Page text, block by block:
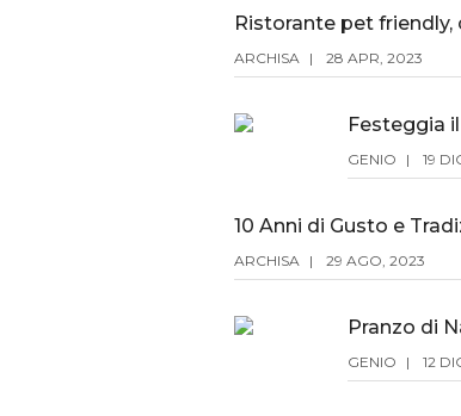
ARCHISA 28 APR, 2023
GENIO 19
ARCHISA 29 AGO, 2023
GENIO 12